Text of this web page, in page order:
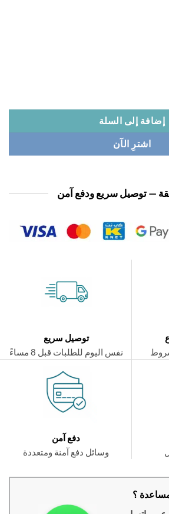
إلى السلة
اشترِ الآن
سريع ودفع آمن
توصيل سريع
نفس اليوم للطلبات قبل 8 مساءً
دفع آمن
وسائل دفع آمنة ومتعددة
؟